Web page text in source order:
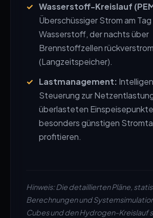
Wasserstoff-Kreislauf
Überschüssiger Strom am
Wasserstoff, der nachts über
Brennstoffzellen
(Langzeitspeicher).
Lastmanagement:
Steuerung zur
überlasteten
besonders günstigen
profitieren.
Hinweis: Die detaillierten Pläne,
Berechnungen und
Cubes und den Hydrogen-Kreislauf